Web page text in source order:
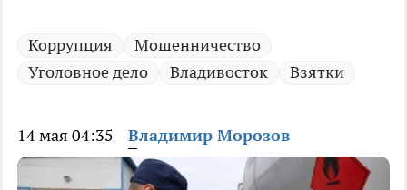
Коррупция
Мошенничество
Уголовное дело
Владивосток Взятки
14 мая 04:35 Владимир Морозов